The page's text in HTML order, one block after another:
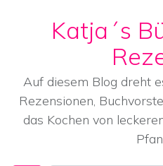
Skip to content
Katja´s
Auf diesem Blog dreht
Rezensionen,
das Kochen von